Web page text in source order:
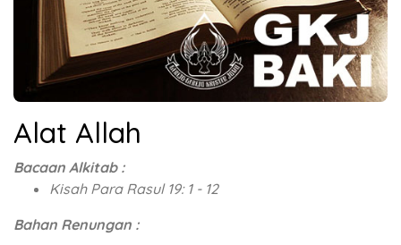
Alat Allah
Bacaan Alkitab :
Kisah Para Rasul 19: 1 - 12
Bahan Renungan :